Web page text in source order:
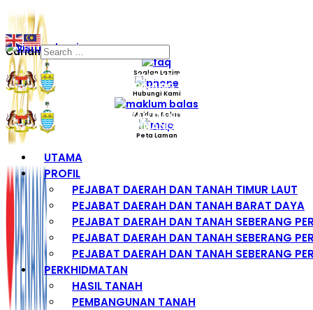
Carian
Soalan Lazim
Hubungi Kami
Maklum Balas
Peta Laman
UTAMA
PROFIL
PEJABAT DAERAH DAN TANAH TIMUR LAUT
PEJABAT DAERAH DAN TANAH BARAT DAYA
PEJABAT DAERAH DAN TANAH SEBERANG
PEJABAT DAERAH DAN TANAH SEBERANG
PEJABAT DAERAH DAN TANAH SEBERANG
PERKHIDMATAN
HASIL TANAH
PEMBANGUNAN TANAH